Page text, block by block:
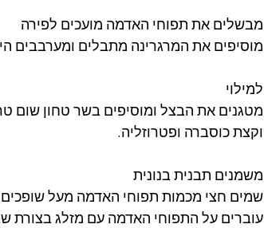
מבשלים את תפוחי האדמה מועכים לפירה
מוסיפים את המרגרינה מתבלים ומערבבים
למילוי
מטגנים את הבצל ומוסיפים בשר טחון
וקצת כוסברה ופטרוזליה.
משמנים תבנית בנונית
שמים חצי מכמות תפוחי האדמה מעל
עוברים על התפוחי האדמה עם מזלג בצורת